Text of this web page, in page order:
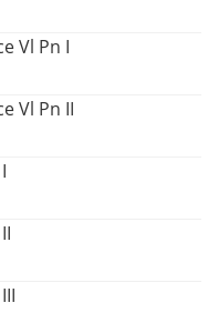
Vl Pn I
Vl Pn II